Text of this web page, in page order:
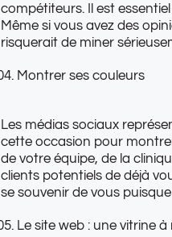
compétiteurs. Il est
Même si vous avez des
risquerait de miner
Montrer ses couleurs
Les médias sociaux
cette occasion pour
de votre équipe, de la
clients potentiels de déjà
se souvenir de vous
Le site web : une vitrine